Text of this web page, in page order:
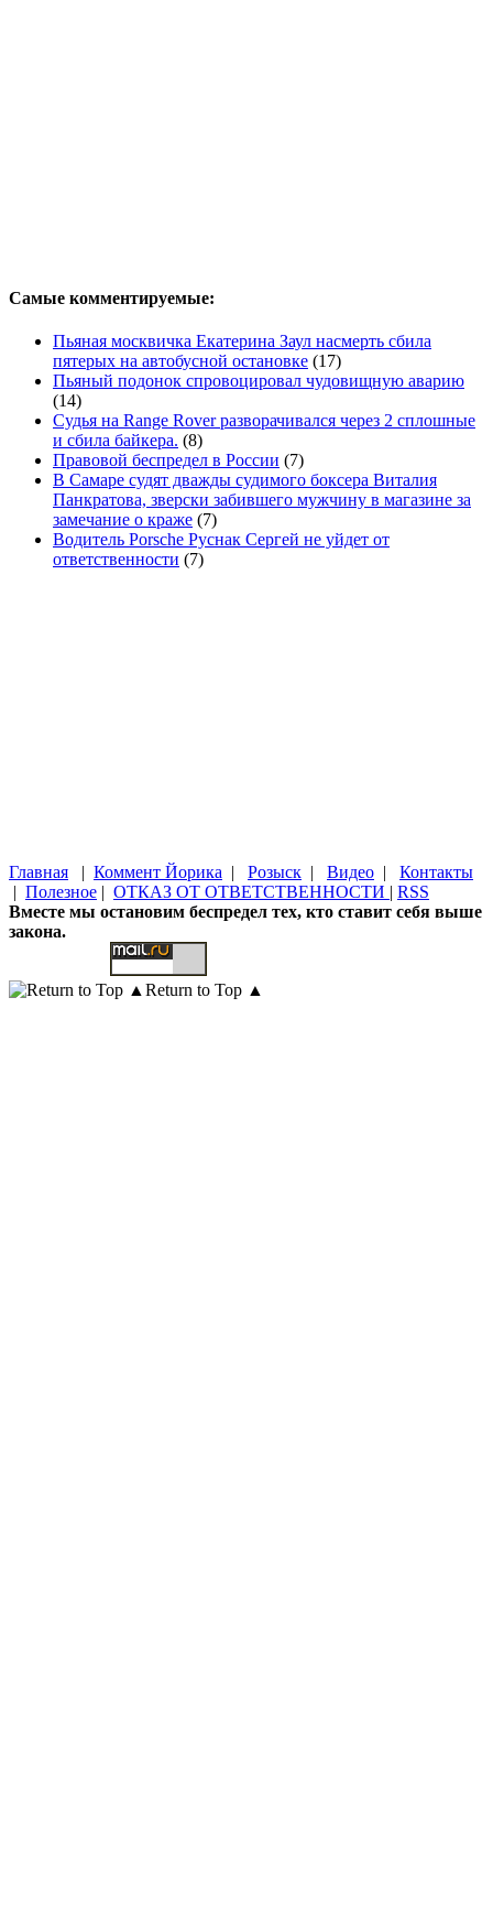
Самые комментируемые:
Пьяная москвичка Екатерина Заул насмерть сбила
пятерых на автобусной остановке (17)
Пьяный подонок спровоцировал чудовищную аварию
(14)
Судья на Range Rover разворачивался через 2 сплошные
и сбила байкера. (8)
Правовой беспредел в России (7)
В Самаре судят дважды судимого боксера Виталия
Панкратова, зверски забившего мужчину в магазине за
замечание о краже (7)
Водитель Porsche Руснак Сергей не уйдет от
ответственности (7)
Главная | Коммент Йорика | Розыск | Видео | Контакты
| Полезное | ОТКАЗ ОТ ОТВЕТСТВЕННОСТИ | RSS
Вместе мы остановим беспредел тех, кто ставит себя выше
закона.
Return to Top ▲